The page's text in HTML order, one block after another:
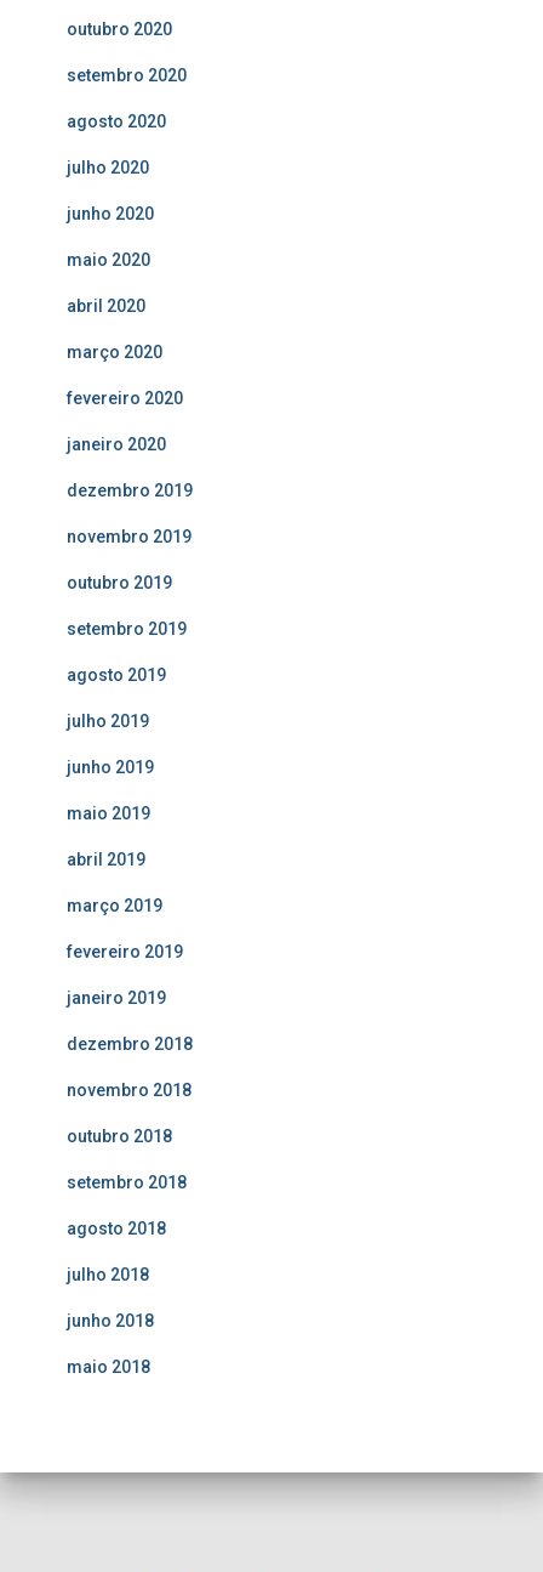
outubro 2020
setembro 2020
agosto 2020
julho 2020
junho 2020
maio 2020
abril 2020
março 2020
fevereiro 2020
janeiro 2020
dezembro 2019
novembro 2019
outubro 2019
setembro 2019
agosto 2019
julho 2019
junho 2019
maio 2019
abril 2019
março 2019
fevereiro 2019
janeiro 2019
dezembro 2018
novembro 2018
outubro 2018
setembro 2018
agosto 2018
julho 2018
junho 2018
maio 2018